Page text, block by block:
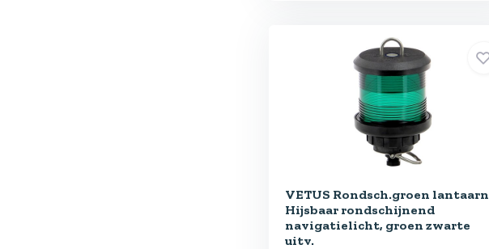
VETUS Rondsch.groen lantaarn
Hijsbaar rondschijnend
navigatielicht, groen zwarte
uitv.